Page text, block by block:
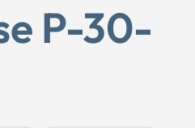
P-30-